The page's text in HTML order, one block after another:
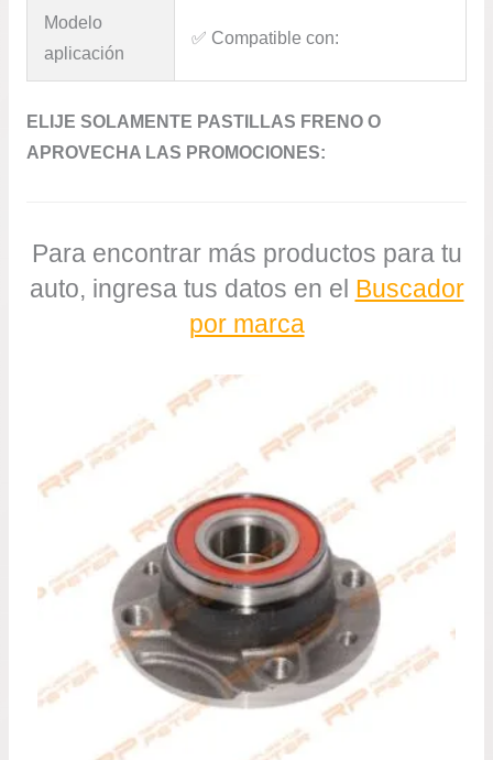
Modelo
aplicación
✅​ Compatible con:
ELIJE SOLAMENTE PASTILLAS FRENO O
APROVECHA LAS PROMOCIONES:
Para encontrar más productos para tu
auto, ingresa tus datos en el Buscador
por marca